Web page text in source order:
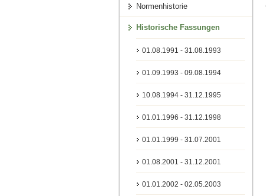
Normenhistorie
Historische Fassungen
01.08.1991 - 31.08.1993
01.09.1993 - 09.08.1994
10.08.1994 - 31.12.1995
01.01.1996 - 31.12.1998
01.01.1999 - 31.07.2001
01.08.2001 - 31.12.2001
01.01.2002 - 02.05.2003